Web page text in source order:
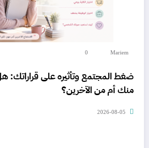
Mariem
0
ضغط المجتمع وتأثيره على قراراتك:
منك أم من الآخرين؟
2026-08-05